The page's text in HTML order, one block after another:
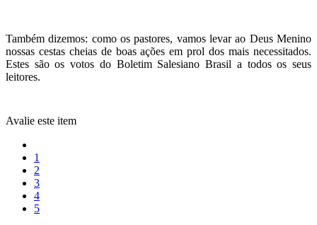
Também dizemos: como os pastores, vamos levar ao Deus Menino
nossas cestas cheias de boas ações em prol dos mais necessitados.
Estes são os votos do Boletim Salesiano Brasil a todos os seus
leitores.
Avalie este item
1
2
3
4
5